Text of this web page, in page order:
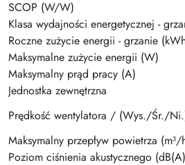
SCOP (W/W)
Klasa wydajności energetycznej -
Roczne zużycie energii - grzanie
Maksymalne zużycie energii (W)
Maksymalny prąd pracy (A)
Jednostka zewnętrzna
Prędkość wentylatora / (Wys./Śr./
Maksymalny przepływ powietrza (m³/
Poziom ciśnienia akustycznego